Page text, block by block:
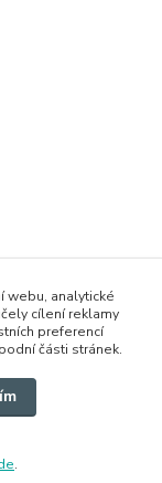
webu, analytické
cílení reklamy
preferencí
části stránek.
.